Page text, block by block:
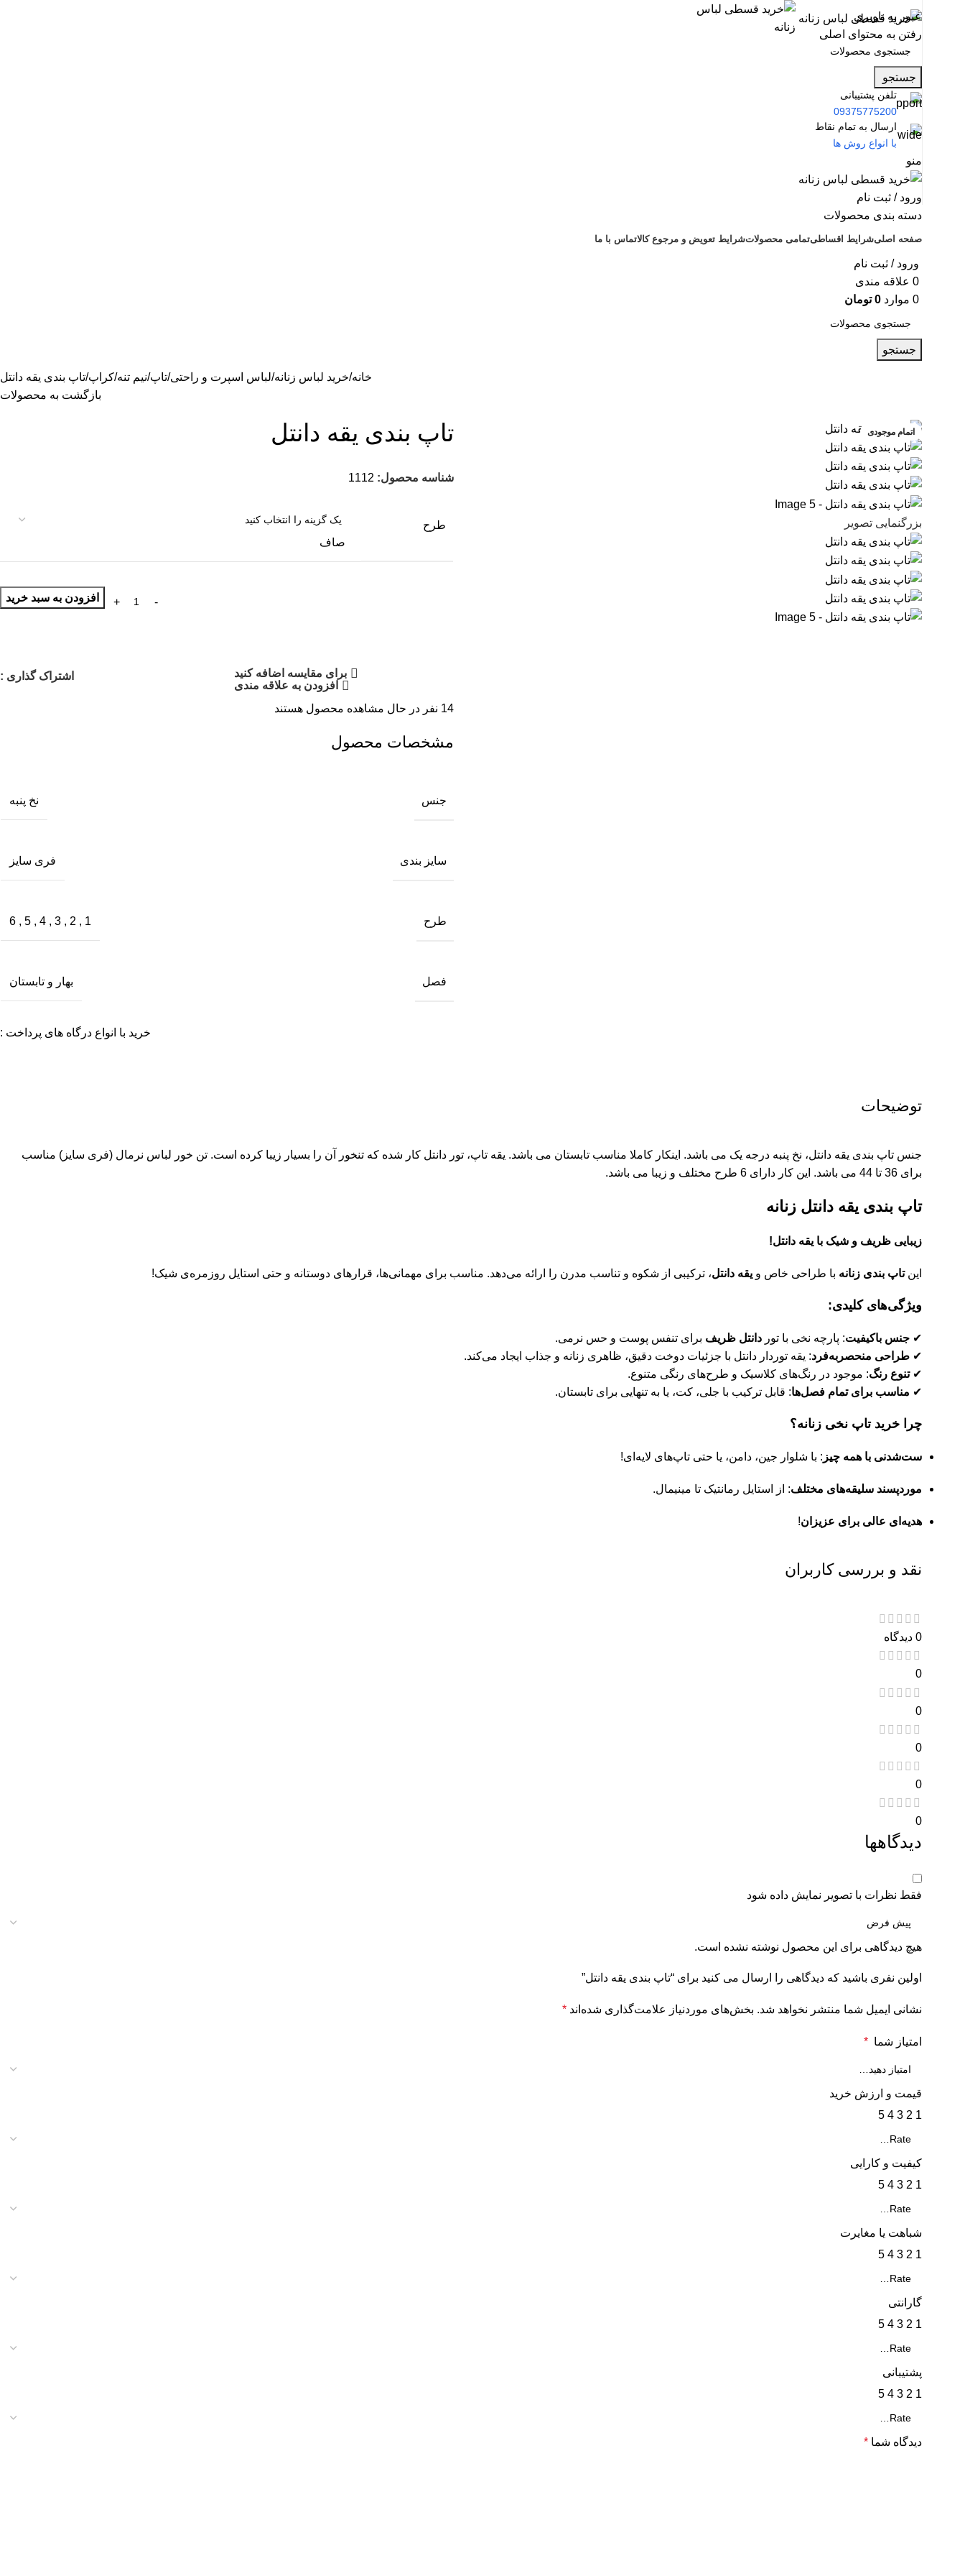
عبور به ناوبری
رفتن به محتوای اصلی
جستجو
تلفن پشتیبانی
09375775200
ارسال به تمام نقاط
با انواع روش ها
منو
ورود / ثبت نام
دسته بندی محصولات
صفحه اصلیشرایط اقساطیتمامی محصولاتشرایط تعویض و مرجوع کالاتماس با ما
ورود / ثبت نام
0 علاقه مندی
0 موارد 0 تومان
جستجو
خانه خرید لباس زنانه لباس اسپرت و راحتی تاپ/نیم تنه/کراپ تاپ بندی یقه دانتل
بازگشت به محصولات
اتمام موجودی
بزرگنمایی تصویر
تاپ بندی یقه دانتل
شناسه محصول: 1112
طرح
صاف
افزودن به سبد خرید
برای مقایسه اضافه کنید
افزودن به علاقه مندی
اشتراک گذاری :
14 نفر در حال مشاهده محصول هستند
مشخصات محصول
جنس نخ پنبه
سایز بندی فری سایز
طرح 1
,
2
,
3
,
4
,
5
,
6
فصل بهار و تابستان
خرید با انواع درگاه های پرداخت :
توضیحات
جنس تاپ بندی یقه دانتل، نخ پنبه درجه یک می باشد. اینکار کاملا مناسب تابستان می باشد. یقه تاپ، تور دانتل کار شده که تنخور آن را بسیار زیبا کرده است. تن خور لباس نرمال (فری سایز) مناسب
برای 36 تا 44 می باشد. این کار دارای 6 طرح مختلف و زیبا می باشد.
تاپ بندی یقه دانتل زنانه
زیبایی ظریف و شیک با یقه دانتل!
اینتاپ بندی زنانه با طراحی خاص و یقه دانتل، ترکیبی از شکوه و تناسب مدرن را ارائه می‌دهد. مناسب برای مهمانی‌ها، قرارهای دوستانه و حتی استایل روزمره‌ی شیک!
ویژگی‌های کلیدی:
✔ جنس باکیفیت: پارچه نخی با تور دانتل ظریف برای تنفس پوست و حس نرمی.
✔ طراحی منحصربه‌فرد: یقه توردار دانتل با جزئیات دوخت دقیق، ظاهری زنانه و جذاب ایجاد می‌کند.
✔تنوع رنگ: موجود در رنگ‌های کلاسیک و طرح‌های رنگی متنوع.
✔ مناسب برای تمام فصل‌ها: قابل ترکیب با جلی، کت، یا به تنهایی برای تابستان.
چرا خرید تاپ نخی زنانه؟
ست‌شدنی با همه چیز : با شلوار جین، دامن، یا حتی تاپ‌های لایه‌ای!
موردپسند سلیقه‌های مختلف: از استایل رمانتیک تا مینیمال.
هدیه‌ای عالی برای عزیزان!
نقد و بررسی کاربران
0 دیدگاه
0
0
0
0
0
دیدگاهها
فقط نظرات با تصویر نمایش داده شود
هیچ دیدگاهی برای این محصول نوشته نشده است.
اولین نفری باشید که دیدگاهی را ارسال می کنید برای “تاپ بندی یقه دانتل”
نشانی ایمیل شما منتشر نخواهد شد. بخش‌های موردنیاز علامت‌گذاری شده‌اند *
امتیاز شما *
قیمت و ارزش خرید
1
2
3
4
5
کیفیت و کارایی
1
2
3
4
5
شباهت یا مغایرت
1
2
3
4
5
گارانتی
1
2
3
4
5
پشتیبانی
1
2
3
4
5
دیدگاه شما *